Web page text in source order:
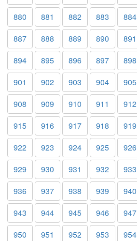
880
881 882 883 884
887
888 889 890 891
894
895 896 897 898
901
902 903 904 905
908
909 910 911 912
915
916 917 918 919
922
923 924 925 926
929
930 931 932 933
936
937 938 939 940
943
944 945 946 947
950
951 952 953 954